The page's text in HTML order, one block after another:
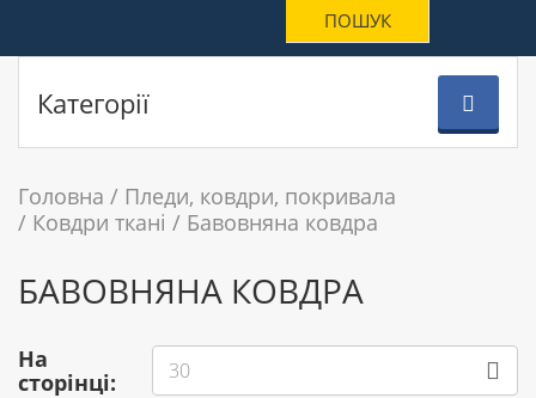
Категорії
Головна
Пледи, ковдри, покривала
Ковдри ткані
Бавовняна ковдра
БАВОВНЯНА КОВДРА
На
сторінці:
30